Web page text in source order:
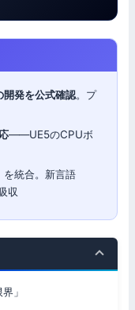
発を公式確認。プ
——UE5のCPUボ
統合。新言語
収
」